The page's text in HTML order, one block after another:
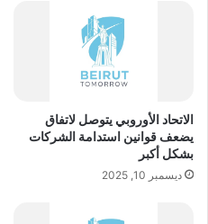
الاتحاد الأوروبي يتوصل لاتفاق
يضعف قوانين استدامة الشركات
بشكل أكبر
ديسمبر 10, 2025